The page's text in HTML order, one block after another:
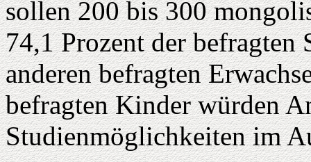
sollen 200 bis 300
74,1 Prozent der befragten
anderen befragten
befragten Kinder würden
Studienmöglichkeiten im